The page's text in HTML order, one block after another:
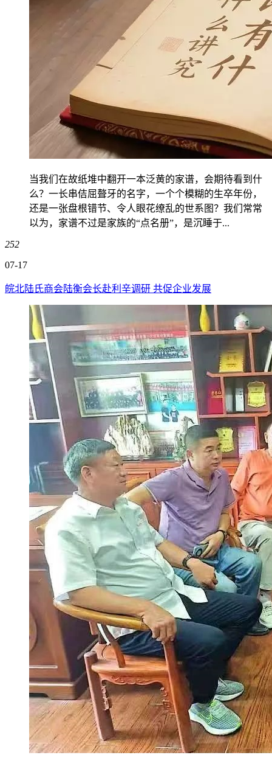
当我们在故纸堆中翻开一本泛黄的家谱，会期待看到什
么？一长串佶屈聱牙的名字，一个个模糊的生卒年份，
还是一张盘根错节、令人眼花缭乱的世系图？我们常常
以为，家谱不过是家族的“点名册”，是沉睡于...
252
07-17
皖北陆氏商会陆衡会长赴利辛调研 共促企业发展